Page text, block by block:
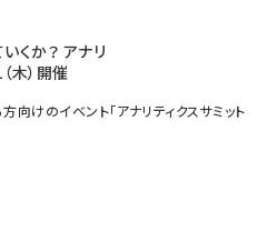
くか？ アナリ
木）開催
けのイベント「アナリティクスサミット